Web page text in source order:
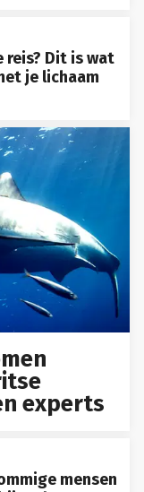
reis? Dit is wat
je lichaam
experts
mensen